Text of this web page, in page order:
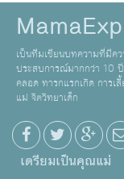
เป็นทีมเขียนบทความที่มีค
ประสบการณ์มากกว่า 10
คลอด ทารกแรกเกิด การเ
แม่ จิตวิทยาเด็ก
เตรียมเป็นคุณแม่